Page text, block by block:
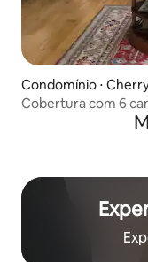
Condomínio ⋅
Cobertura com 6